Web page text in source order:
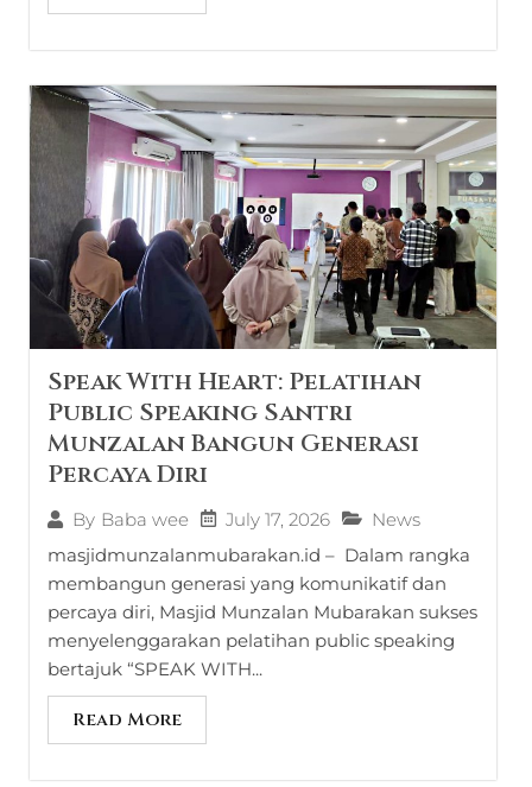
Speak With Heart: Pelatihan
Public Speaking Santri
Munzalan Bangun Generasi
Percaya Diri
By Baba wee July 17, 2026
News
masjidmunzalanmubarakan.id – Dalam rangka
membangun generasi yang komunikatif dan
percaya diri, Masjid Munzalan Mubarakan sukses
menyelenggarakan pelatihan public speaking
bertajuk “SPEAK WITH...
Read More